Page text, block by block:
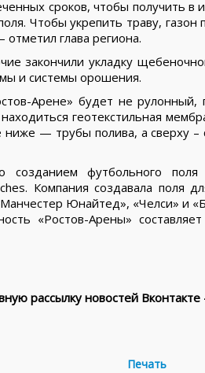
сроков, чтобы получить в
Чтобы укрепить траву,
глава региона.
закончили укладку
и системы орошения.
Арене» будет не рулонный,
геотекстильная
— трубы полива, а сверху –
футбольного поля
Компания создавала поля
Юнайтед», «Челси» и
«Ростов-Арены»
рассылку новостей
Печать